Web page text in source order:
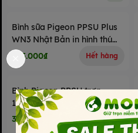
Bình sữa Pigeon PPSU Plus
WN3 Nhật Bản in hình thú
cưng 160ml
335.000₫ Hết hàng
Bình Pigeon PPSU trơn
160ml
360.000₫